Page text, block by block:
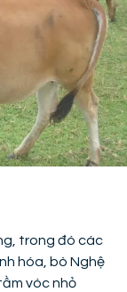
trong đó các
hóa, bò Nghệ
vóc nhỏ